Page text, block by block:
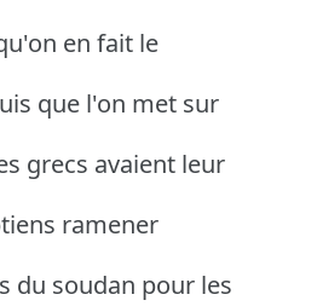
en fait le
que l'on met sur
grecs avaient leur
ramener
du soudan pour les